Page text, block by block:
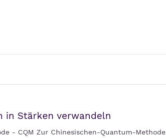
in Stärken verwandeln
- CQM Zur Chinesischen-Quantum-Methode